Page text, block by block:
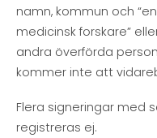
namn, kommun och
medicinsk forskare”
andra överförda
kommer inte att
Flera signeringar med
registreras ej.